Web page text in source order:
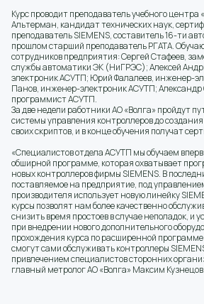
Курс проводит преподаватель учебного
Альтерман, кандидат технических наук,
преподаватель SIEMENS, составитель 16-ти
прошлом старший преподаватель РГАТА.
сотрудников предприятия: Сергей Стафеев,
службы автоматики ЭК (НиГРЭС); Алексей
электроник АСУТП; Юрий Фалалеев, инженер-
Панов, инженер-электроник АСУТП;
программист АСУТП.
За две недели работники АО «Волга» пройдут
системы управления контроллеров до создания
своих скриптов, и в конце обучения получат
«Специалистов отдела АСУТП мы обучаем
обширной программе, которая охватывает
новых контроллеров фирмы SIEMENS. В
поставляемое на предприятие, под
производителя использует новую линейку
курсы позволят нам более качественно
снизить время простоев в случае неполадок, и
при внедрении нового дополнительного
прохождения курса по расширенной
смогут сами обслуживать контроллеры
привлечением специалистов сторонних
главный метролог АО «Волга» Максим Кузнецов.